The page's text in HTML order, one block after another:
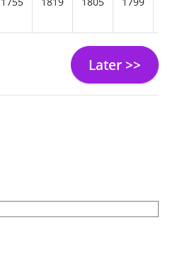
Later >>